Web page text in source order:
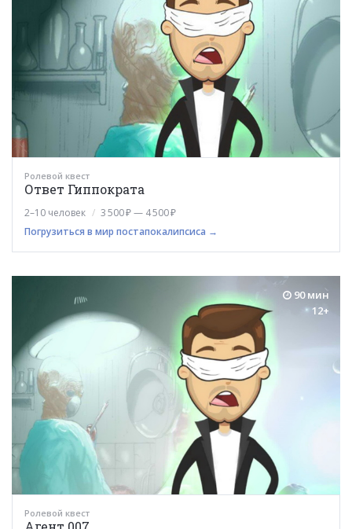
Ролевой квест
Ответ Гиппократа
2–10 человек
3 500 ₽ — 4 500 ₽
Погрузиться в мир постапокалипсиса →
90 мин
12+
Ролевой квест